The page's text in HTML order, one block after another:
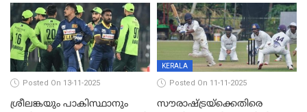
വിക്കറ്റ്
Posted On 13-11-2025
ശ്രീലങ്കയും പാകിസ്ഥാനും
KERALA
Posted On 11-11-2025
സൗരാഷ്ട്രയ്‌ക്കെതിരെ